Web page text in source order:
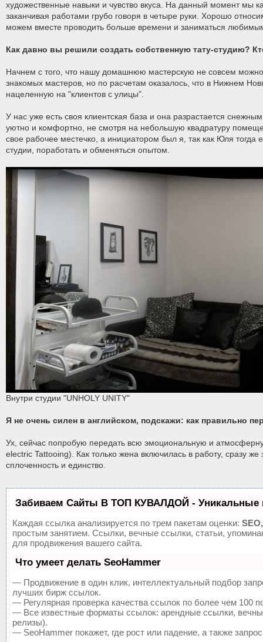
художественные навыки и чувство вкуса. На данный момент мы
заканчивая работами грубо говоря в четыре руки. Хорошо
можем вместе проводить больше времени и заниматься
Как давно вы решили создать собственную тату-студию?
Начнем с того, что нашу домашнюю мастерскую не совсем
знакомых мастеров, но по расчетам оказалось, что в Нижнем
нацеленную на "клиентов с улицы".
У нас уже есть своя клиентская база и она разрастается
уютно и комфортно, не смотря на небольшую квадратуру
свое рабочее местечко, а инициатором был я, так как Юля
студии, поработать и обменяться опытом.
Внутри студии "UNHOLY UNITY"
Я не очень силен в английском, подскажи: как правильно
Ух, сейчас попробую передать всю эмоциональную и
electric Tattooing). Как только жена включилась в работу, сразу
сплоченность и единство.
Забиваем Сайты В ТОП КУВАЛДОЙ - Уникальные
Каждая ссылка анализируется по трем пакетам оценки:
простым занятием. Ссылки, вечные ссылки, статьи,
для продвижения вашего сайта.
Что умеет делать SeoHammer
— Продвижение в один клик, интеллектуальный подбор
лучших бирж ссылок.
— Регулярная проверка качества ссылок по более чем 100
— Все известные форматы ссылок: арендные ссылки,
релизы).
— SeoHammer покажет, где рост или падение, а также